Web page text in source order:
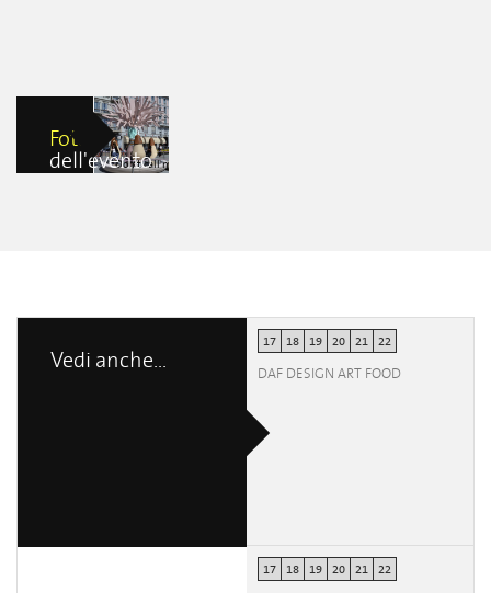
Foto
dell'evento
“Don’t call me..
Vedi anche...
17 18 19 20 21 22
DAF DESIGN ART FOOD
17 18 19 20 21 22